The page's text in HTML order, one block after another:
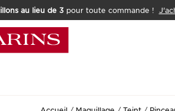
au lieu de 3pour toute commande !